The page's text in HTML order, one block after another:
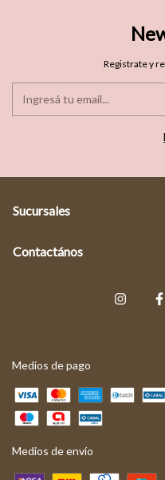
Registrate y
Sucursales
Contactános
Medios de pago
Medios de envío